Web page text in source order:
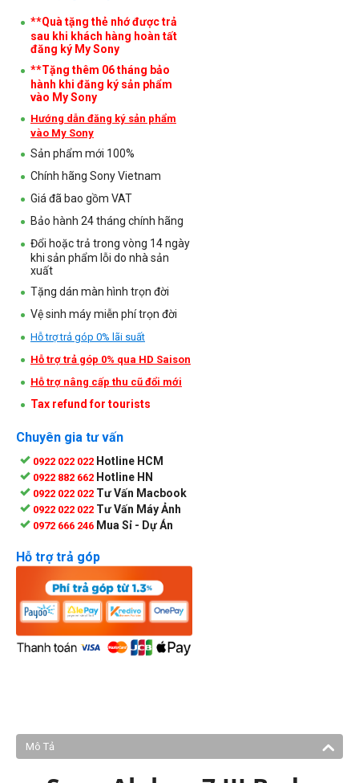
**Quà tặng thẻ nhớ được trả
sau khi khách hàng hoàn tất
đăng ký My Sony
**Tặng thêm 06 tháng bảo
hành khi đăng ký sản phẩm
vào My Sony
Hướng dẫn đăng ký sản phẩm
vào My Sony
Sản phẩm mới 100%
Chính hãng Sony Vietnam
Giá đã bao gồm VAT
Bảo hành 24 tháng chính hãng
Đổi hoặc trả trong vòng 14 ngày
khi sản phẩm lỗi do nhà sản
xuất
Tặng dán màn hình trọn đời
Vệ sinh máy miễn phí trọn đời
Hỗ trợ trả góp 0% lãi suất
Hỗ trợ trả góp 0% qua HD Saison
Hỗ trợ nâng cấp thu cũ đổi mới
Tax refund for tourists
Chuyên gia tư vấn
0922 022 022 Hotline HCM
0922 882 662 Hotline HN
0922 022 022 Tư Vấn Macbook
0922 022 022 Tư Vấn Máy Ảnh
0972 666 246 Mua Sỉ - Dự Án
Hỗ trợ trả góp
Mô Tả